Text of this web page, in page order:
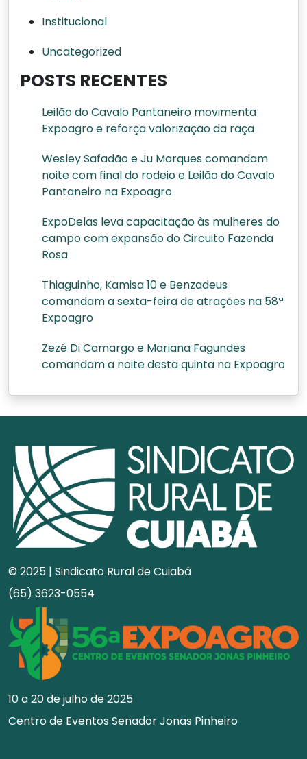
Institucional
Uncategorized
POSTS RECENTES
Leilão do Cavalo Pantaneiro movimenta
Expoagro e reforça valorização da raça
Wesley Safadão e Ju Marques comandam
noite com final do rodeio e Leilão do Cavalo
Pantaneiro na Expoagro
ExpoDelas leva capacitação às mulheres do
campo com expansão do Circuito Fazenda
Rosa
Thiaguinho, Kamisa 10 e Benzadeus
comandam a sexta-feira de atrações na 58ª
Expoagro
Zezé Di Camargo e Mariana Fagundes
comandam a noite desta quinta na Expoagro
© 2025 | Sindicato Rural de Cuiabá
(65) 3623-0554
10 a 20 de julho de 2025
Centro de Eventos Senador Jonas Pinheiro